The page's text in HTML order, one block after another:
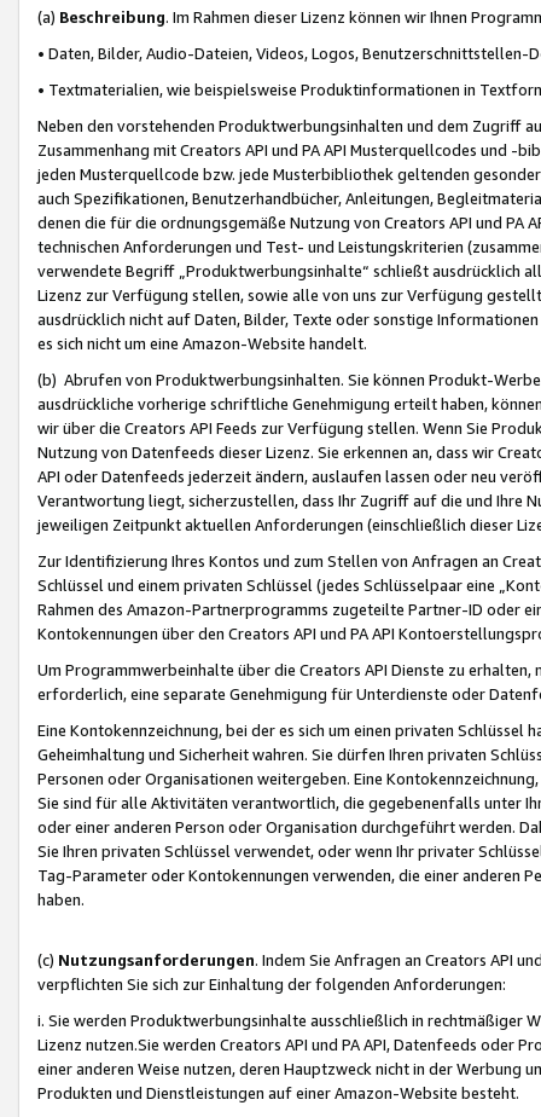
(a) Beschreibung. Im Rahmen dieser Lizenz können wir Ihnen
• Daten, Bilder, Audio-Dateien, Videos, Logos, Benutzerschnittstellen-
• Textmaterialien, wie beispielsweise Produktinformationen in
Neben den vorstehenden Produktwerbungsinhalten und dem Zugriff
Zusammenhang mit Creators API und PA API Musterquellcodes und
jeden Musterquellcode bzw. jede Musterbibliothek geltenden
auch Spezifikationen, Benutzerhandbücher, Anleitungen,
denen die für die ordnungsgemäße Nutzung von Creators API und PA
technischen Anforderungen und Test- und Leistungskriterien
verwendete Begriff „Produktwerbungsinhalte“ schließt ausdrücklich
Lizenz zur Verfügung stellen, sowie alle von uns zur Verfügung
ausdrücklich nicht auf Daten, Bilder, Texte oder sonstige
es sich nicht um eine Amazon-Website handelt.
(b) Abrufen von Produktwerbungsinhalten. Sie können Produkt-
ausdrückliche vorherige schriftliche Genehmigung erteilt haben,
wir über die Creators API Feeds zur Verfügung stellen. Wenn Sie
Nutzung von Datenfeeds dieser Lizenz. Sie erkennen an, dass wir
API oder Datenfeeds jederzeit ändern, auslaufen lassen oder neu
Verantwortung liegt, sicherzustellen, dass Ihr Zugriff auf die und Ihre
jeweiligen Zeitpunkt aktuellen Anforderungen (einschließlich dieser
Zur Identifizierung Ihres Kontos und zum Stellen von Anfragen an
Schlüssel und einem privaten Schlüssel (jedes Schlüsselpaar eine
Rahmen des Amazon-Partnerprogramms zugeteilte Partner-ID oder
Kontokennungen über den Creators API und PA API
Um Programmwerbeinhalte über die Creators API Dienste zu
erforderlich, eine separate Genehmigung für Unterdienste oder
Eine Kontokennzeichnung, bei der es sich um einen privaten
Geheimhaltung und Sicherheit wahren. Sie dürfen Ihren privaten
Personen oder Organisationen weitergeben. Eine
Sie sind für alle Aktivitäten verantwortlich, die gegebenenfalls unter
oder einer anderen Person oder Organisation durchgeführt werden.
Sie Ihren privaten Schlüssel verwendet, oder wenn Ihr privater
Tag-Parameter oder Kontokennungen verwenden, die einer anderen
haben.
(c) Nutzungsanforderungen. Indem Sie Anfragen an Creators API
verpflichten Sie sich zur Einhaltung der folgenden Anforderungen:
i. Sie werden Produktwerbungsinhalte ausschließlich in rechtmäßiger
Lizenz nutzen.Sie werden Creators API und PA API, Datenfeeds oder
einer anderen Weise nutzen, deren Hauptzweck nicht in der Werbung
Produkten und Dienstleistungen auf einer Amazon-Website besteht.